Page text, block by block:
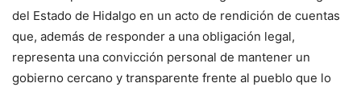
del Estado de Hidalgo en un acto de rendición de cuentas
que, además de responder a una obligación legal,
representa una convicción personal de mantener un
gobierno cercano y transparente frente al pueblo que lo